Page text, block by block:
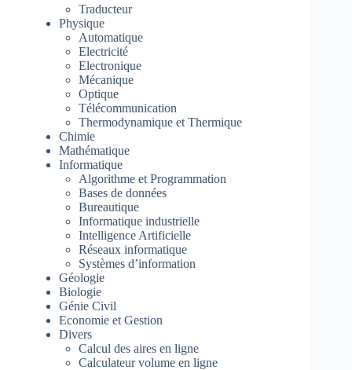
Traducteur
Physique
Automatique
Electricité
Electronique
Mécanique
Optique
Télécommunication
Thermodynamique et Thermique
Chimie
Mathématique
Informatique
Algorithme et Programmation
Bases de données
Bureautique
Informatique industrielle
Intelligence Artificielle
Réseaux informatique
Systèmes d’information
Géologie
Biologie
Génie Civil
Economie et Gestion
Divers
Calcul des aires en ligne
Calculateur volume en ligne